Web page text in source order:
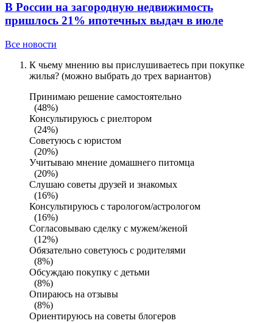
В России на загородную недвижимость
пришлось 21% ипотечных выдач в июле
Все новости
К чьему мнению вы прислушиваетесь при покупке
жилья? (можно выбрать до трех вариантов)
Принимаю решение самостоятельно
(48%)
Консультируюсь с риелтором
(24%)
Советуюсь с юристом
(20%)
Учитываю мнение домашнего питомца
(20%)
Слушаю советы друзей и знакомых
(16%)
Консультируюсь с тарологом/астрологом
(16%)
Согласовываю сделку с мужем/женой
(12%)
Обязательно советуюсь с родителями
(8%)
Обсуждаю покупку с детьми
(8%)
Опираюсь на отзывы
(8%)
Ориентируюсь на советы блогеров